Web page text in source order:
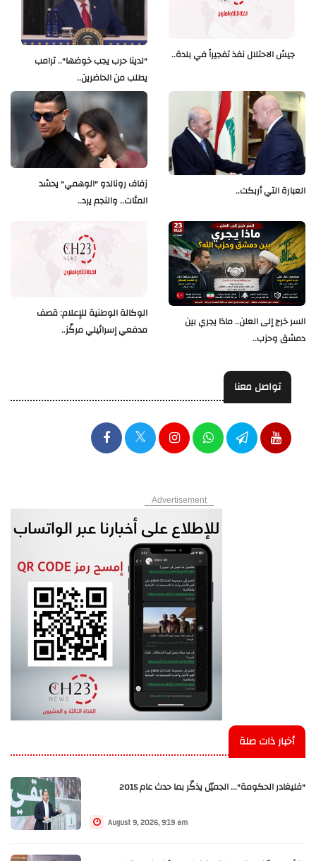
"لدينا حرب يجب خوضها".. ترامب
يطلب من الحاضرين..
جيش الاحتلال نفذ تفجيراً في بلدة..
زفاف رونالدو "الوهمي" يحشد
المئات.. والنجم يرد..
العبارة التي أربكت..
الوكالة الوطنية للإعلام: قصف
مدفعي إسرائيلي مركّز..
السر خرج إلى العلن.. ماذا يجري بين
دمشق وحزب..
تواصل معنا
Advertisement
أخبار ذات صلة
"فليغادر الحكومة"... الجميّل يذكّر بما حدث عام 2015
August 9, 2026, 9:19 am